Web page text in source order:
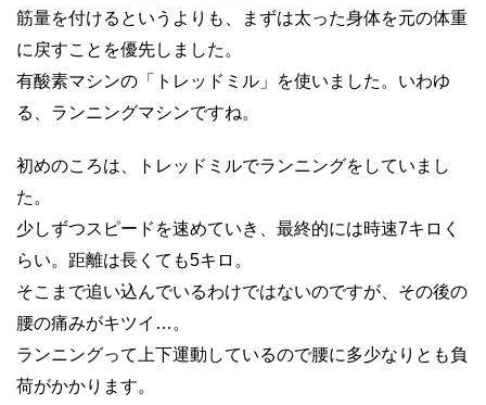
筋量を付けるというよりも、まずは太った身体を元の体重
に戻すことを優先しました。
有酸素マシンの「トレッドミル」を使いました。いわゆ
る、ランニングマシンですね。
初めのころは、トレッドミルでランニングをしていまし
た。
少しずつスピードを速めていき、最終的には時速7キロく
らい。距離は長くても5キロ。
そこまで追い込んでいるわけではないのですが、その後の
腰の痛みがキツイ…。
ランニングって上下運動しているので腰に多少なりとも負
荷がかかります。